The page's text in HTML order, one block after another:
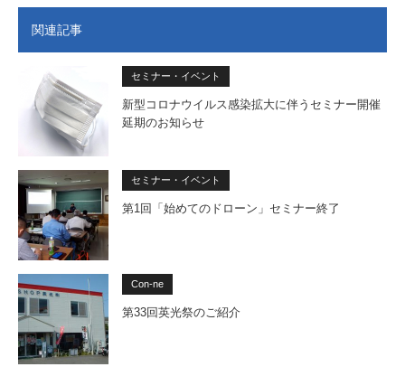
関連記事
セミナー・イベント
新型コロナウイルス感染拡大に伴うセミナー開催
延期のお知らせ
セミナー・イベント
第1回「始めてのドローン」セミナー終了
Con-ne
第33回英光祭のご紹介